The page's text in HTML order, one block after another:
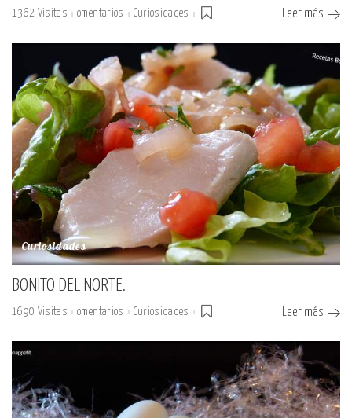
1362 Visitas omentarios Curiosidades Leer más
Curiosidades
BONITO DEL NORTE.
1690 Visitas omentarios Curiosidades Leer más